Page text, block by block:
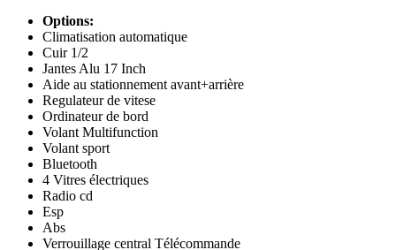
Options:
Climatisation automatique
Cuir 1/2
Jantes Alu 17 Inch
Aide au stationnement avant+arrière
Regulateur de vitese
Ordinateur de bord
Volant Multifunction
Volant sport
Bluetooth
4 Vitres électriques
Radio cd
Esp
Abs
Verrouillage central Télécommande